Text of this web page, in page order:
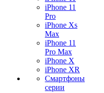
iPhone 11
Pro
iPhone Xs
Max
iPhone 11
Pro Max
iPhone X
iPhone XR
Смартфоны
серии